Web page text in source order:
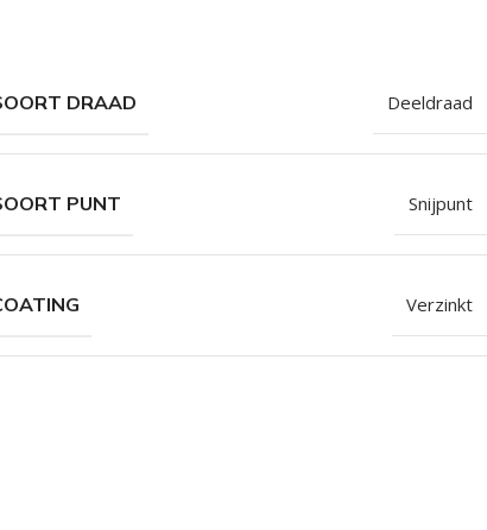
DRAAD Deeldraad
PUNT Snijpunt
Verzinkt